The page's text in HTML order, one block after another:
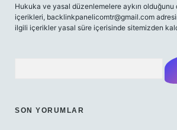
Hukuka ve yasal düzenlemelere aykırı olduğunu
içerikleri, backlinkpanelicomtr@gmail.com
ilgili içerikler yasal süre içerisinde sitemizden
SON YORUMLAR